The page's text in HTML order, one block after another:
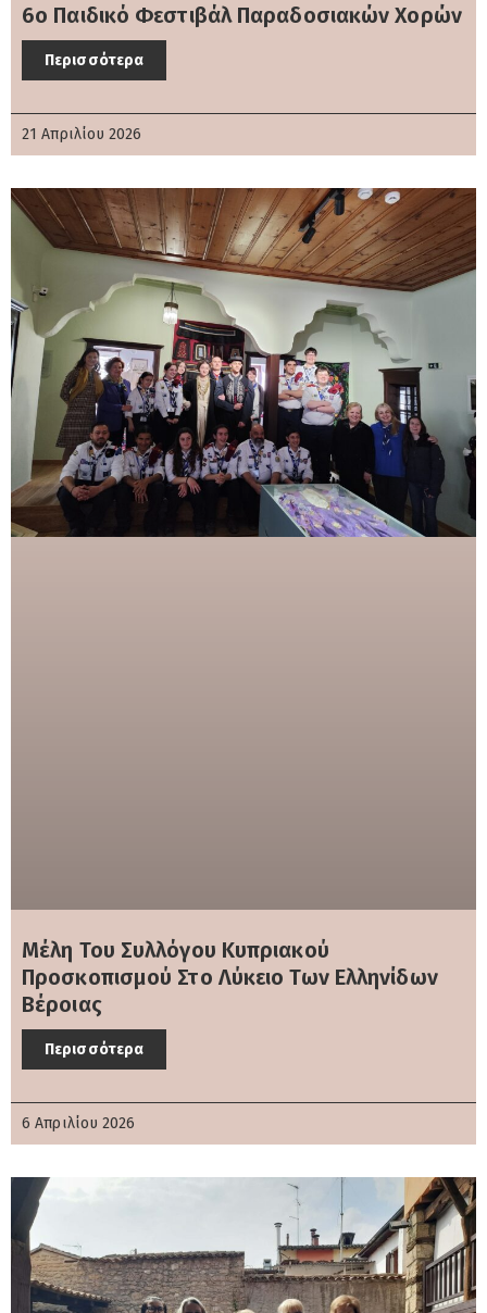
6ο Παιδικό Φεστιβάλ Παραδοσιακών Χορών
Περισσότερα
21 Απριλίου 2026
Μέλη Του Συλλόγου Κυπριακού
Προσκοπισμού Στο Λύκειο Των Ελληνίδων
Βέροιας
Περισσότερα
6 Απριλίου 2026